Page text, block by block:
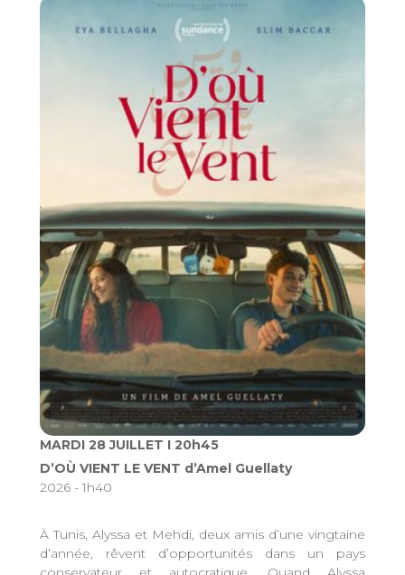
MARDI 28 JUILLET I 20h45
D’OÙ VIENT LE VENT d’Amel Guellaty
2026 - 1h40
À Tunis, Alyssa et Mehdi, deux amis d’une vingtaine
d’année, rêvent d’opportunités dans un pays